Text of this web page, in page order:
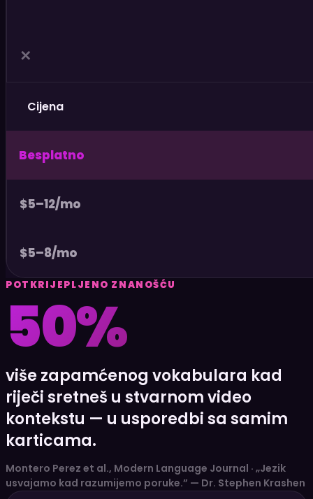
✕
Cijena
Besplatno
$5–12/mo
$5–8/mo
POTKRIJEPLJENO ZNANOŠĆU
50%
više zapamćenog vokabulara kad
riječi sretneš u stvarnom video
kontekstu — u usporedbi sa samim
karticama.
Montero Perez et al., Modern Language Journal · „Jezik
usvajamo kad razumijemo poruke.” — Dr. Stephen Krashen